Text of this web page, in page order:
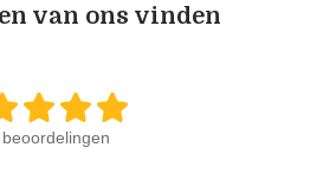
van ons vinden